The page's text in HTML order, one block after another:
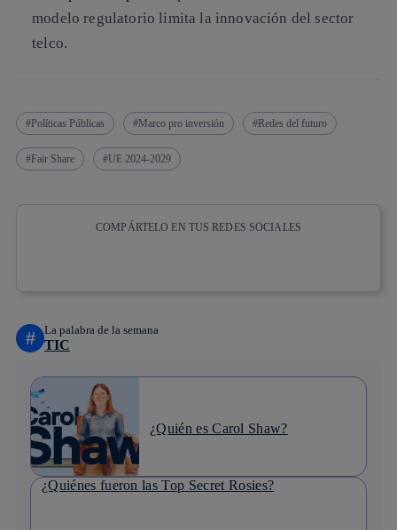
modelo regulatorio limita la innovación del sector
telco.
Políticas Públicas Marco pro inversión Redes del futuro
Fair Share UE 2024-2029
COMPÁRTELO EN TUS REDES SOCIALES
# La palabra de la semana
TIC
¿Quién es Carol Shaw?
¿Quiénes fueron las Top Secret Rosies?